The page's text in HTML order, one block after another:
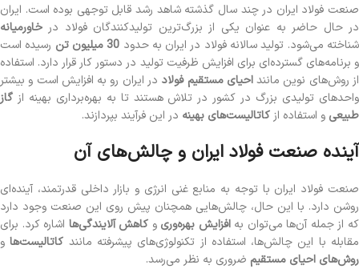
صنعت فولاد ایران در چند سال گذشته شاهد رشد قابل توجهی بوده است. ایران
در حال حاضر به عنوان یکی از بزرگ‌ترین تولیدکنندگان فولاد در خاورمیانه
شناخته می‌شود. تولید سالانه فولاد در ایران به حدود 30 میلیون تن
رسیده است
و برنامه‌های گسترده‌ای برای افزایش ظرفیت تولید در دستور کار قرار دارد. استفاده
از روش‌های نوین ماننداحیای مستقیم فولاد در ایران رو به افزایش است و بیشتر
واحدهای تولیدی بزرگ در کشور در تلاش هستند تا به بهره‌برداری بهینه از گاز
طبیعی و استفاده از کاتالیست‌های بهینه در این فرآیند بپردازند.
آینده صنعت فولاد ایران و چالش‌های آن
صنعت فولاد ایران با توجه به منابع غنی انرژی و بازار داخلی قدرتمند، آینده‌ای
روشن دارد. با این حال، چالش‌هایی همچنان پیش روی این صنعت وجود دارد
که از جمله آن‌ها می‌توان بهافزایش بهره‌وری و کاهش آلایندگی‌ها اشاره کرد. برای
مقابله با این چالش‌ها، استفاده از تکنولوژی‌های پیشرفته مانند کاتالیست‌هاو
روش‌های احیای مستقیم ضروری به نظر می‌رسد.